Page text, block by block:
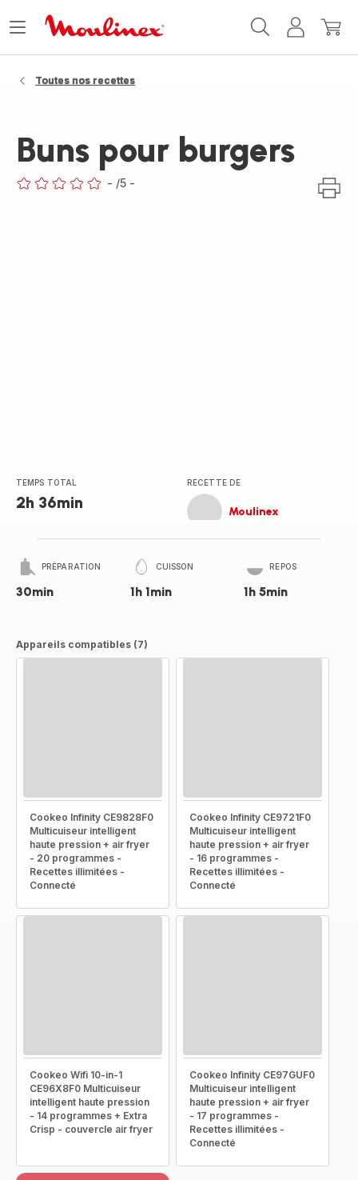
MonMon
Ouvrir
Toutes nos recettes
Buns pour burgers
- /5 -
TEMPS TOTAL
2h 36min
RECETTE DE
Moulinex
PRÉPARATION
30min
CUISSON
1h 1min
REPOS
1h 5min
Appareils compatibles (7)
Cookeo Infinity CE9828F0
Multicuiseur intelligent
haute pression + air fryer
- 20 programmes -
Recettes illimitées -
Connecté
Cookeo Infinity CE9721F0
Multicuiseur intelligent
haute pression + air fryer
- 16 programmes -
Recettes illimitées -
Connecté
Cookeo Wifi 10-in-1
CE96X8F0 Multicuiseur
intelligent haute pression
- 14 programmes + Extra
Crisp - couvercle air fryer
Cookeo Infinity CE97GUF0
Multicuiseur intelligent
haute pression + air fryer
- 17 programmes -
Recettes illimitées -
Connecté